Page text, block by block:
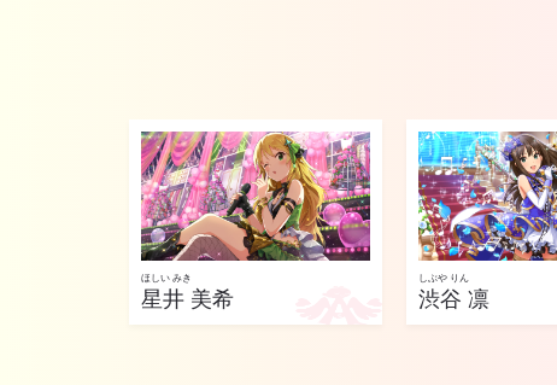
ほしい みき
星井 美希
しぶや りん
渋谷 凛